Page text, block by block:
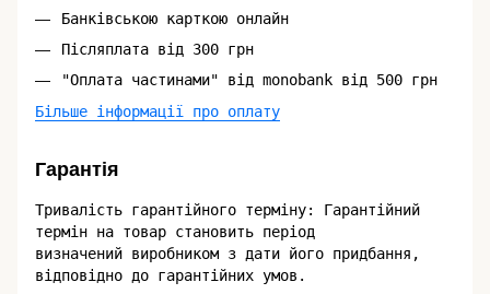
Банківською карткою онлайн
Післяплата від 300 грн
"Оплата частинами" від monobank від 500 грн
Більше інформації про оплату
Гарантія
Тривалість гарантійного терміну: Гарантійний
термін на товар становить період
визначений виробником з дати його придбання,
відповідно до гарантійних умов.